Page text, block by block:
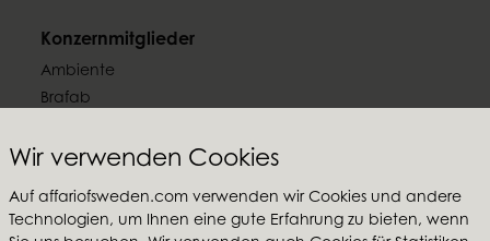
Wir verwenden Cookies
Auf affariofsweden.com verwenden wir Cookies und andere
Technologien, um Ihnen eine gute Erfahrung zu bieten, wenn
Konzernmitglieder
Ambiente
Brafab
Furninova
Folgen Sie uns